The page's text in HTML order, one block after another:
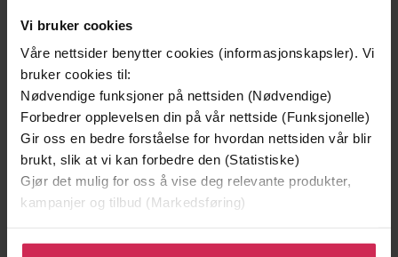
Vi bruker cookies
Våre nettsider benytter cookies (informasjonskapsler). Vi
bruker cookies til:
Nødvendige funksjoner på nettsiden (Nødvendige)
Forbedrer opplevelsen din på vår nettside (Funksjonelle)
Gir oss en bedre forståelse for hvordan nettsiden vår blir
brukt, slik at vi kan forbedre den (Statistiske)
Gjør det mulig for oss å vise deg relevante produkter,
kampanjer og tilbud (Markedsføring)
Klikk på «Godta alle» for å gi oss ditt samtykke til å
129,-
Jo Nesbø
Jørn Lier Horst